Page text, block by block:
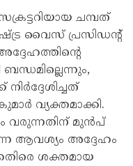
ചമ്പത്
വൈസ് പ്രസിഡന്റ്
വ്യക്തമാക്കി.
മുൻപ്
ആവശ്യം അദ്ദേഹം
ശക്തമായ